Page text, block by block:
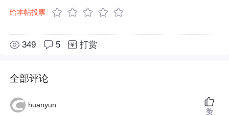
给本帖投票
349 5 打赏
全部评论
huanyun
赞